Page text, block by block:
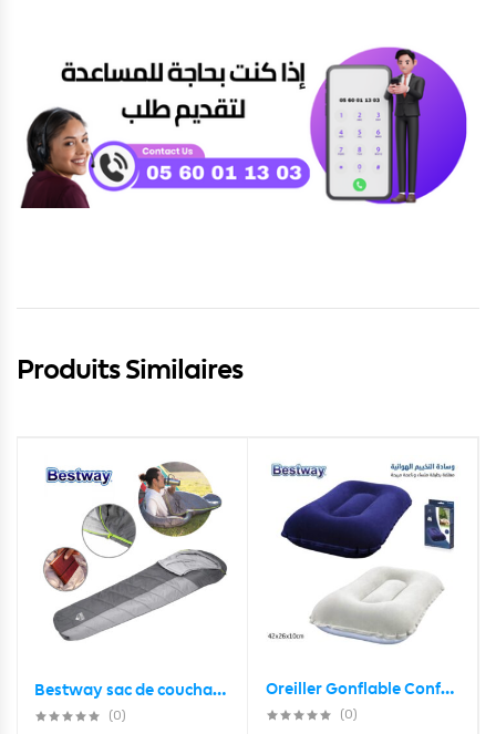
Produits Similaires
Bestway sac de couchage pavillo hiberhide 0 moin ( 17-4C ) 230x91cm 68104
(0)
Oreiller Gonflable Confortable de Camping et Voyage Bestway 67121
(0)